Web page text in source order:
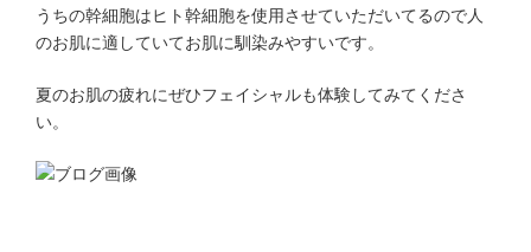
うちの幹細胞はヒト幹細胞を使用させていただいてるので人
のお肌に適していてお肌に馴染みやすいです。
夏のお肌の疲れにぜひフェイシャルも体験してみてくださ
い。